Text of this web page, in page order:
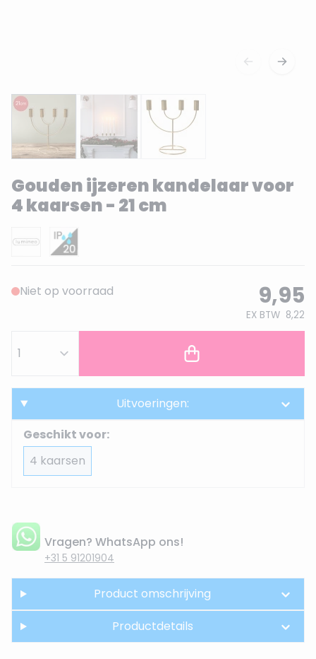
Gouden ijzeren kandelaar voor
4 kaarsen - 21 cm
Niet op voorraad 9,95
EX BTW 8,22
Uitvoeringen:
Geschikt voor:
4 kaarsen
Vragen? WhatsApp ons!
+31 5 91201904
Product omschrijving
Productdetails